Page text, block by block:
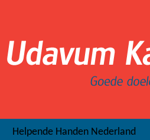
Helpende Handen Nederland